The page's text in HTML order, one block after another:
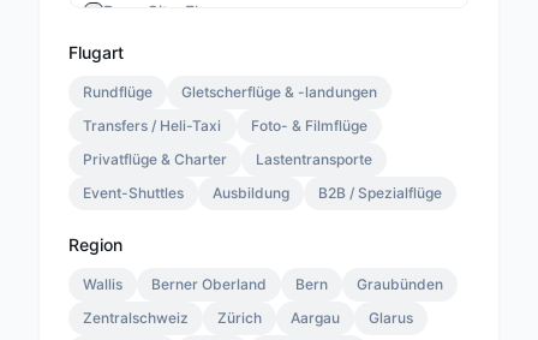
Bern-City-Flug
Berner Stadtrundflug
Berner-Altstadt-Flug
Bernina-Gletscherflug
Bietschhorn-Region
Eiger-Mönch-Jungfrau
Gourmet Special
Gourmet Standard
Lauterbrunnen 13 Min.
Flugart
Rundflüge
Gletscherflüge & -landungen
Transfers / Heli-Taxi
Foto- & Filmflüge
Privatflüge & Charter
Lastentransporte
Event-Shuttles
Ausbildung B2B / Spezialflüge
Region
Wallis Berner Oberland Bern
Graubünden
Zentralschweiz
Zürich Aargau
Glarus